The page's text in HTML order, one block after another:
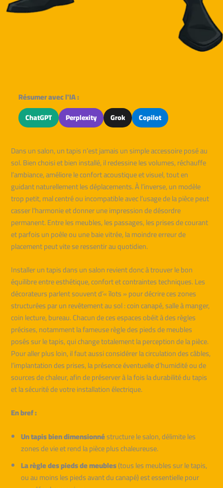
Résumer avec l'IA :
ChatGPT Perplexity Grok Copilot
Dans un salon, un tapis n’est jamais un simple accessoire posé au
sol. Bien choisi et bien installé, il redessine les volumes, réchauffe
l’ambiance, améliore le confort acoustique et visuel, tout en
guidant naturellement les déplacements. À l’inverse, un modèle
trop petit, mal centré ou incompatible avec l’usage de la pièce peut
casser l’harmonie et donner une impression de désordre
permanent. Entre les meubles, les passages, les prises de courant
et parfois un poêle ou une baie vitrée, la moindre erreur de
placement peut vite se ressentir au quotidien.
Installer un tapis dans un salon revient donc à trouver le bon
équilibre entre esthétique, confort et contraintes techniques. Les
décorateurs parlent souvent d’« îlots » pour décrire ces zones
structurées par un revêtement au sol : coin canapé, salle à manger,
coin lecture, bureau. Chacun de ces espaces obéit à des règles
précises, notamment la fameuse règle des pieds de meubles
posés sur le tapis, qui change totalement la perception de la pièce.
Pour aller plus loin, il faut aussi considérer la circulation des câbles,
l’implantation des prises, la présence éventuelle d’humidité ou de
sources de chaleur, afin de préserver à la fois la durabilité du tapis
et la sécurité de votre installation électrique.
En bref :
Un tapis bien dimensionnéstructure le salon, délimite les
zones de vie et rend la pièce plus chaleureuse.
La règle des pieds de meubles(tous les meubles sur le tapis,
ou au moins les pieds avant du canapé) est essentielle pour